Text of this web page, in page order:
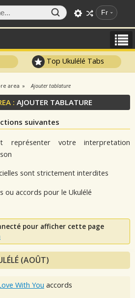
Fr
Top Ukulélé Tabs
area Ajouter tablature
: AJOUTER TABLATURE
suivantes
représenter votre interpretation
sont strictement interdites
ou accords pour le Ukulélé
pour afficher cette page
(AOÛT)
With You accords